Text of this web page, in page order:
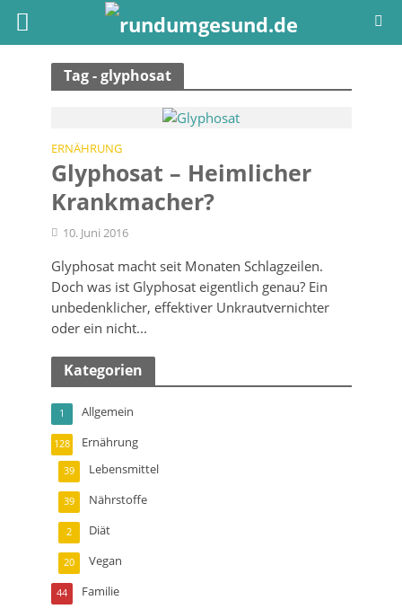
Tag - glyphosat
ERNÄHRUNG
Glyphosat – Heimlicher
Krankmacher?
10. Juni 2016
Glyphosat macht seit Monaten Schlagzeilen.
Doch was ist Glyphosat eigentlich genau? Ein
unbedenklicher, effektiver Unkrautvernichter
oder ein nicht...
Kategorien
Allgemein
1
Ernährung
128
Lebensmittel
39
Nährstoffe
39
Diät
2
Vegan
20
Familie
44